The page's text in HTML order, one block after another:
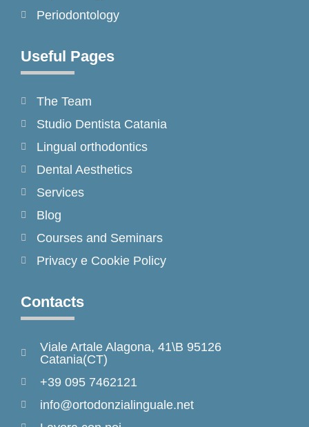
Periodontology
Useful Pages
The Team
Studio Dentista Catania
Lingual orthodontics
Dental Aesthetics
Services
Blog
Courses and Seminars
Privacy e Cookie Policy
Contacts
Viale Artale Alagona, 41\B 95126
Catania(CT)
+39 095 7462121
info@ortodonzialinguale.net